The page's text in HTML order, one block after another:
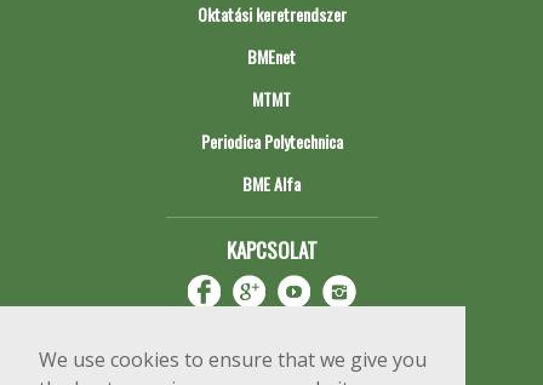
We use cookies to ensure that we give you
Oktatási keretrendszer
BMEnet
MTMT
Periodica Polytechnica
BME Alfa
KAPCSOLAT